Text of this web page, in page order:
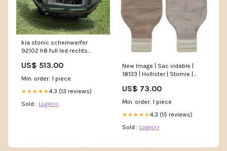
kia stonic scheinwerfer
92102 h8 full led rechts
US$ 513.00
Min. order: 1 piece
★★★★★4.3 (13 reviews)
Sold : Login>>
New Image | Sac vidable |
18133 | Hollister | Stomie |
US$ 73.00
Min. order: 1 piece
★★★★★4.3 (15 reviews)
Sold : Login>>